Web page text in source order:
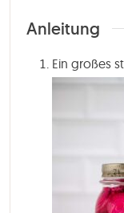
Anleitung
Ein großes